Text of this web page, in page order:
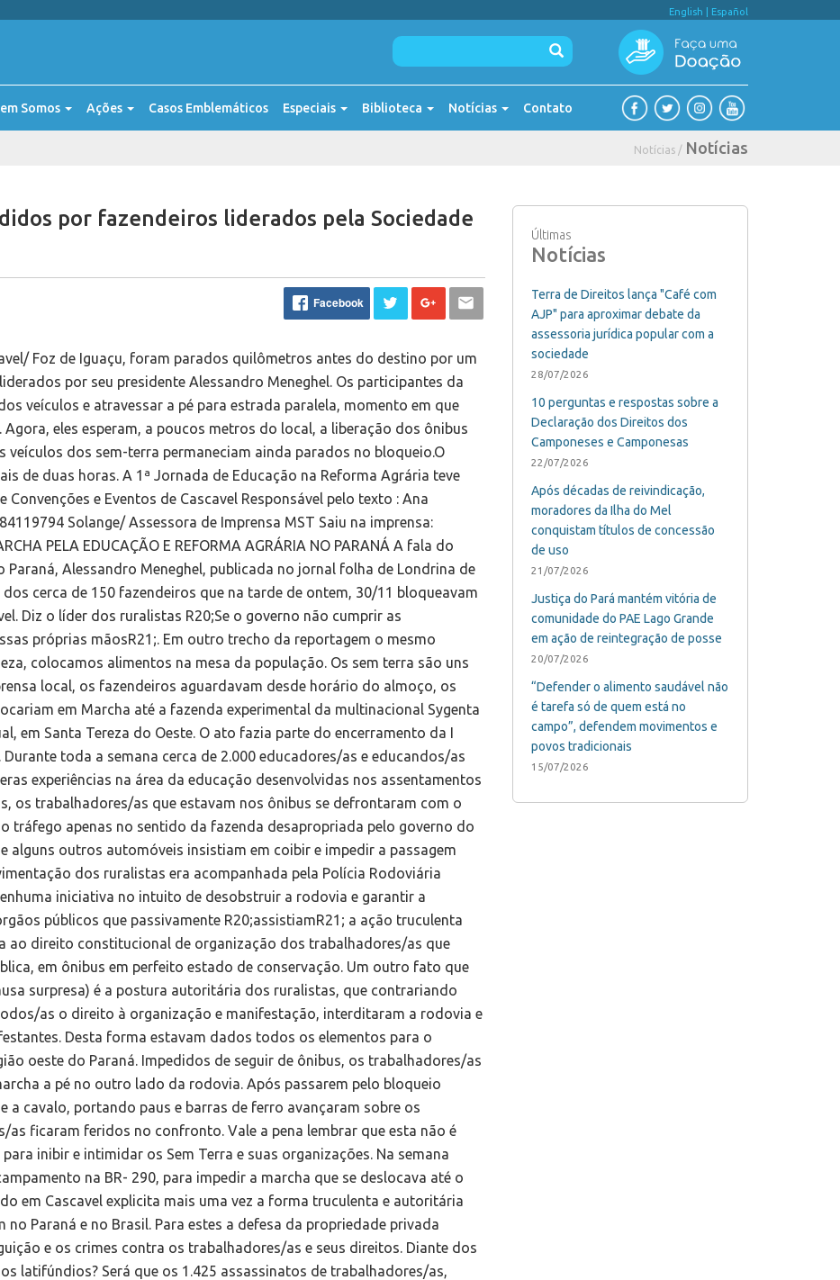
English Español
Somos Ações Casos Emblemáticos Especiais Biblioteca Notícias Contato
Notícias / Notícias
por fazendeiros liderados pela Sociedade
Facebook
Foz de Iguaçu, foram parados quilômetros antes do destino por um
por seu presidente Alessandro Meneghel. Os participantes da
veículos e atravessar a pé para estrada paralela, momento em que
eles esperam, a poucos metros do local, a liberação dos ônibus
veículos dos sem-terra permaneciam ainda parados no bloqueio.O
de duas horas. A 1ª Jornada de Educação na Reforma Agrária teve
e Eventos de Cascavel Responsável pelo texto : Ana
Solange/ Assessora de Imprensa MST Saiu na imprensa:
PELA EDUCAÇÃO E REFORMA AGRÁRIA NO PARANÁ A fala do
Paraná, Alessandro Meneghel, publicada no jornal folha de Londrina de
cerca de 150 fazendeiros que na tarde de ontem, 30/11 bloqueavam
Diz o líder dos ruralistas R20;Se o governo não cumprir as
próprias mãosR21;. Em outro trecho da reportagem o mesmo
colocamos alimentos na mesa da população. Os sem terra são uns
local, os fazendeiros aguardavam desde horário do almoço, os
em Marcha até a fazenda experimental da multinacional Sygenta
em Santa Tereza do Oeste. O ato fazia parte do encerramento da I
toda a semana cerca de 2.000 educadores/as e educandos/as
experiências na área da educação desenvolvidas nos assentamentos
os trabalhadores/as que estavam nos ônibus se defrontaram com o
tráfego apenas no sentido da fazenda desapropriada pelo governo do
alguns outros automóveis insistiam em coibir e impedir a passagem
dos ruralistas era acompanhada pela Polícia Rodoviária
iniciativa no intuito de desobstruir a rodovia e garantir a
públicos que passivamente R20;assistiamR21; a ação truculenta
ao direito constitucional de organização dos trabalhadores/as que
em ônibus em perfeito estado de conservação. Um outro fato que
surpresa) é a postura autoritária dos ruralistas, que contrariando
as o direito à organização e manifestação, interditaram a rodovia e
Desta forma estavam dados todos os elementos para o
oeste do Paraná. Impedidos de seguir de ônibus, os trabalhadores/as
a pé no outro lado da rodovia. Após passarem pelo bloqueio
a cavalo, portando paus e barras de ferro avançaram sobre os
as ficaram feridos no confronto. Vale a pena lembrar que esta não é
inibir e intimidar os Sem Terra e suas organizações. Na semana
na BR- 290, para impedir a marcha que se deslocava até o
em Cascavel explicita mais uma vez a forma truculenta e autoritária
Paraná e no Brasil. Para estes a defesa da propriedade privada
e os crimes contra os trabalhadores/as e seus direitos. Diante dos
latifúndios? Será que os 1.425 assassinatos de trabalhadores/as,
Últimas
Notícias
Terra de Direitos lança "Café com
AJP" para aproximar debate da
assessoria jurídica popular com a
sociedade
28/07/2026
10 perguntas e respostas sobre a
Declaração dos Direitos dos
Camponeses e Camponesas
22/07/2026
Após décadas de reivindicação,
moradores da Ilha do Mel
conquistam títulos de concessão
de uso
21/07/2026
Justiça do Pará mantém vitória de
comunidade do PAE Lago Grande
em ação de reintegração de posse
20/07/2026
“Defender o alimento saudável não
é tarefa só de quem está no
campo”, defendem movimentos e
povos tradicionais
15/07/2026